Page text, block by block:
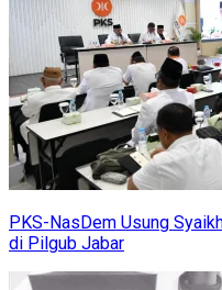
PKS-NasDem Usung
di Pilgub Jabar